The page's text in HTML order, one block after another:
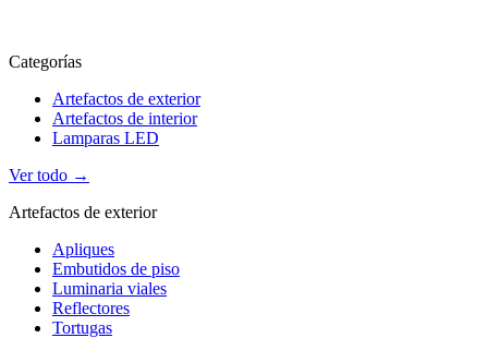
Categorías
Artefactos de exterior
Artefactos de interior
Lamparas LED
Ver todo →
Artefactos de exterior
Apliques
Embutidos de piso
Luminaria viales
Reflectores
Tortugas